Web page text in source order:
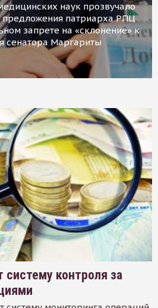
наук прозвучало
предложения патриарха РПЦ
запрете на «склонение» к
сенатора Маргариты
систему контроля за